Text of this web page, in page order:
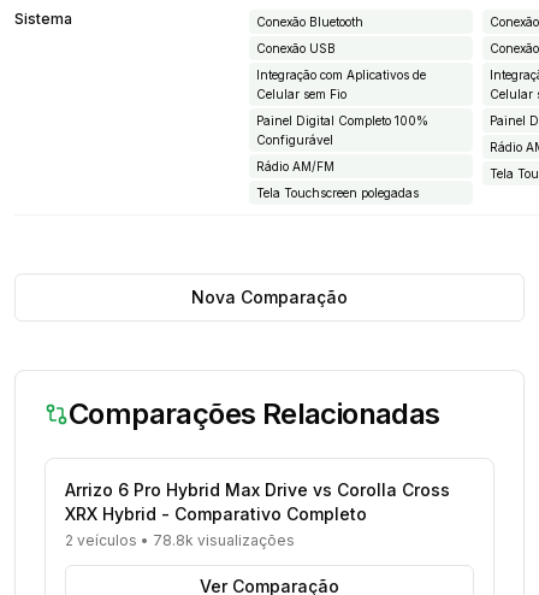
Sistema
Conexão Bluetooth
Conexão USB
Integração com Aplicativos de
Celular sem Fio
Painel Digital Completo 100%
Configurável
Rádio AM/FM
Tela Touchscreen polegadas
Celular
Painel
Rádio
Tela
Nova Comparação
Comparações Relacionadas
Arrizo 6 Pro Hybrid Max Drive vs Corolla Cross
XRX Hybrid - Comparativo Completo
2 veículos • 78.8k visualizações
Ver Comparação